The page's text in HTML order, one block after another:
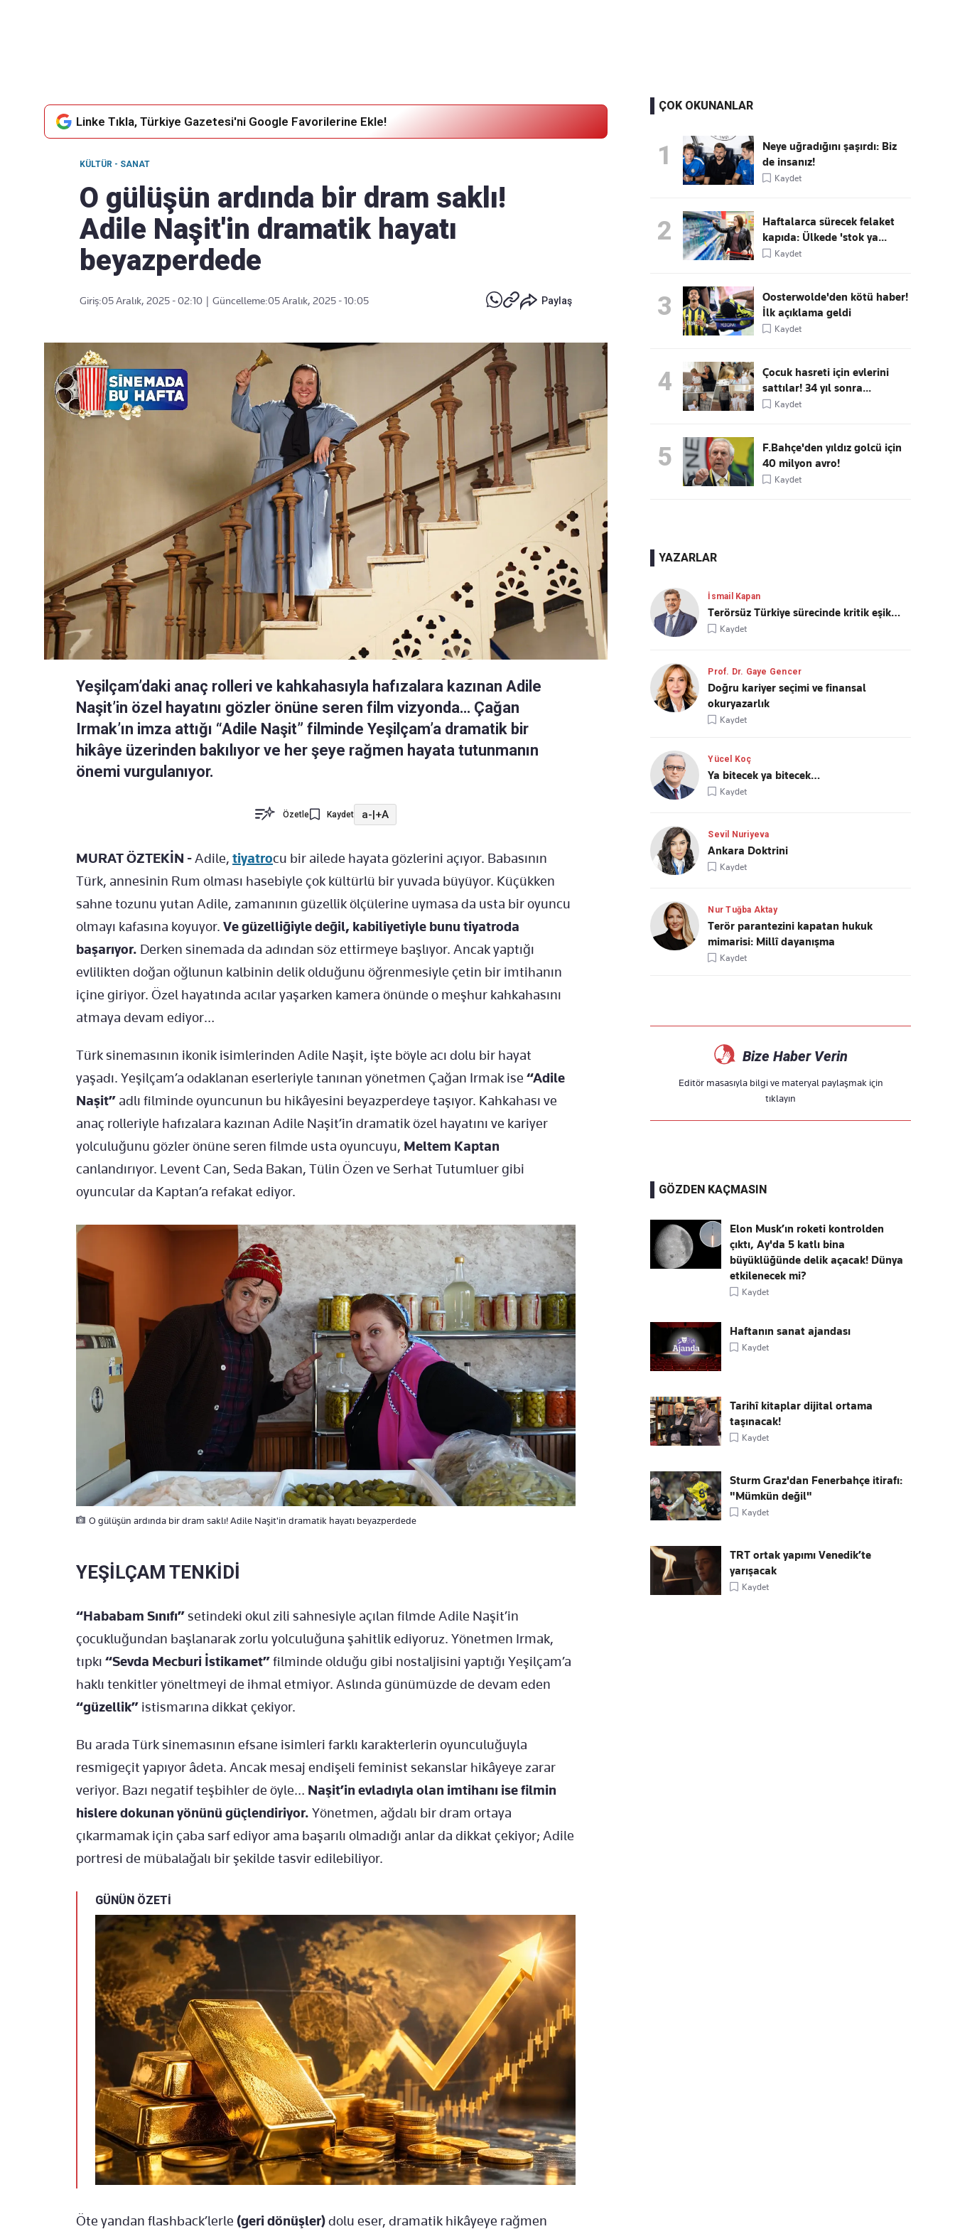
Linke Tıkla, Türkiye Gazetesi'ni Google Favorilerine Ekle!
KÜLTÜR - SANAT
O gülüşün ardında bir dram saklı!
Adile Naşit'in dramatik hayatı
beyazperdede
Giriş:05 Aralık, 2025 - 02:10 Güncelleme:05 Aralık, 2025 - 10:05 Paylaş
Yeşilçam’daki anaç rolleri ve kahkahasıyla hafızalara kazınan Adile
Naşit’in özel hayatını gözler önüne seren film vizyonda… Çağan
Irmak’ın imza attığı “Adile Naşit” filminde Yeşilçam’a dramatik bir
hikâye üzerinden bakılıyor ve her şeye rağmen hayata tutunmanın
önemi vurgulanıyor.
Özetle Kaydet a-|+A
MURAT ÖZTEKİN -Adile, tiyatrocu bir ailede hayata gözlerini açıyor. Babasının
Türk, annesinin Rum olması hasebiyle çok kültürlü bir yuvada büyüyor. Küçükken
sahne tozunu yutan Adile, zamanının güzellik ölçülerine uymasa da usta bir oyuncu
olmayı kafasına koyuyor. Ve güzelliğiyle değil, kabiliyetiyle bunu tiyatroda
başarıyor. Derken sinemada da adından söz ettirmeye başlıyor. Ancak yaptığı
evlilikten doğan oğlunun kalbinin delik olduğunu öğrenmesiyle çetin bir imtihanın
içine giriyor. Özel hayatında acılar yaşarken kamera önünde o meşhur kahkahasını
atmaya devam ediyor…
Türk sinemasının ikonik isimlerinden Adile Naşit, işte böyle acı dolu bir hayat
yaşadı. Yeşilçam’a odaklanan eserleriyle tanınan yönetmen Çağan Irmak ise “Adile
Naşit” adlı filminde oyuncunun bu hikâyesini beyazperdeye taşıyor. Kahkahası ve
anaç rolleriyle hafızalara kazınan Adile Naşit’in dramatik özel hayatını ve kariyer
yolculuğunu gözler önüne seren filmde usta oyuncuyu, Meltem Kaptan
canlandırıyor. Levent Can, Seda Bakan, Tülin Özen ve Serhat Tutumluer gibi
oyuncular da Kaptan’a refakat ediyor.
O gülüşün ardında bir dram saklı! Adile Naşit'in dramatik hayatı beyazperdede
YEŞİLÇAM TENKİDİ
“Hababam Sınıfı”setindeki okul zili sahnesiyle açılan filmde Adile Naşit’in
çocukluğundan başlanarak zorlu yolculuğuna şahitlik ediyoruz. Yönetmen Irmak,
tıpkı “Sevda Mecburi İstikamet”filminde olduğu gibi nostaljisini yaptığı Yeşilçam’a
haklı tenkitler yöneltmeyi de ihmal etmiyor. Aslında günümüzde de devam eden
“güzellik” istismarına dikkat çekiyor.
Bu arada Türk sinemasının efsane isimleri farklı karakterlerin oyunculuğuyla
resmigeçit yapıyor âdeta. Ancak mesaj endişeli feminist sekanslar hikâyeye zarar
veriyor. Bazı negatif teşbihler de öyle… Naşit’in evladıyla olan imtihanı ise filmin
hislere dokunan yönünü güçlendiriyor. Yönetmen, ağdalı bir dram ortaya
çıkarmamak için çaba sarf ediyor ama başarılı olmadığı anlar da dikkat çekiyor; Adile
portresi de mübalağalı bir şekilde tasvir edilebiliyor.
GÜNÜN ÖZETİ
Öte yandan flashback’lerle (geri dönüşler)dolu eser, dramatik hikâyeye rağmen
ÇOK OKUNANLAR
1
Neye uğradığını şaşırdı: Biz
de insanız!
Kaydet
2
Haftalarca sürecek felaket
kapıda: Ülkede 'stok ya...
Kaydet
3
Oosterwolde'den kötü haber!
İlk açıklama geldi
Kaydet
4
Çocuk hasreti için evlerini
sattılar! 34 yıl sonra...
Kaydet
5
F.Bahçe'den yıldız golcü için
40 milyon avro!
Kaydet
YAZARLAR
İsmail Kapan
Terörsüz Türkiye sürecinde kritik eşik…
Kaydet
Prof. Dr. Gaye Gencer
Doğru kariyer seçimi ve finansal
okuryazarlık
Kaydet
Yücel Koç
Ya bitecek ya bitecek…
Kaydet
Sevil Nuriyeva
Ankara Doktrini
Kaydet
Nur Tuğba Aktay
Terör parantezini kapatan hukuk
mimarisi: Millî dayanışma
Kaydet
Bize Haber Verin
Editör masasıyla bilgi ve materyal paylaşmak için
tıklayın
GÖZDEN KAÇMASIN
Elon Musk’ın roketi kontrolden
çıktı, Ay'da 5 katlı bina
büyüklüğünde delik açacak! Dünya
etkilenecek mi?
Kaydet
Haftanın sanat ajandası
Kaydet
Tarihî kitaplar dijital ortama
taşınacak!
Kaydet
Sturm Graz'dan Fenerbahçe itirafı:
"Mümkün değil"
Kaydet
TRT ortak yapımı Venedik’te
yarışacak
Kaydet